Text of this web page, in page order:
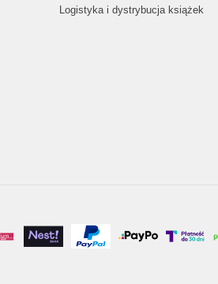
Logistyka i dystrybucja książek